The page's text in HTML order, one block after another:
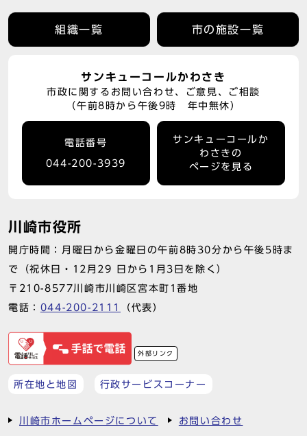
組織一覧 市の施設一覧
サンキューコールかわさき
市政に関するお問い合わせ、ご意見、ご相談
（午前8時から午後9時 年中無休）
電話番号
044-200-3939
サンキューコールか
わさきの
ページを見る
川崎市役所
開庁時間：月曜日から金曜日の午前8時30分から午後5時ま
で（祝休日・12月29 日から1月3日を除く）
〒210-8577川崎市川崎区宮本町1番地
電話： 044-200-2111 （代表）
外部リンク
所在地と地図 行政サービスコーナー
川崎市ホームページについて お問い合わせ